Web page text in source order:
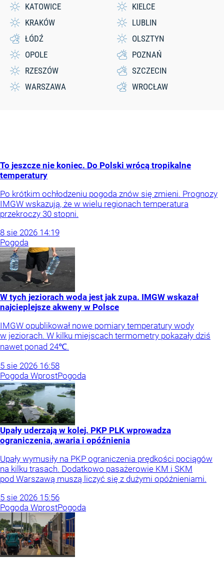
KATOWICE
KIELCE
KRAKÓW
LUBLIN
ŁÓDŹ
OLSZTYN
OPOLE
POZNAŃ
RZESZÓW
SZCZECIN
WARSZAWA
WROCŁAW
To jeszcze nie koniec. Do Polski wrócą tropikalne
temperatury
Po krótkim ochłodzeniu pogoda znów się zmieni. Prognozy
IMGW wskazują, że w wielu regionach temperatura
przekroczy 30 stopni.
8 sie 2026 14:19
Pogoda
W tych jeziorach woda jest jak zupa. IMGW wskazał
najcieplejsze akweny w Polsce
IMGW opublikował nowe pomiary temperatury wody
w jeziorach. W kilku miejscach termometry pokazały dziś
nawet ponad 24℃.
5 sie 2026 16:58
Pogoda WprostPogoda
Upały uderzają w kolej. PKP PLK wprowadza
ograniczenia, awaria i opóźnienia
Upały wymusiły na PKP ograniczenia prędkości pociągów
na kilku trasach. Dodatkowo pasażerowie KM i SKM
pod Warszawą muszą liczyć się z dużymi opóźnieniami.
5 sie 2026 15:56
Pogoda WprostPogoda